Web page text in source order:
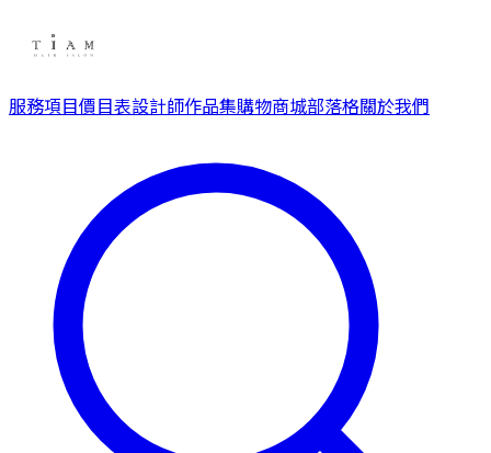
服務項目價目表設計師作品集購物商城部落格關於我們